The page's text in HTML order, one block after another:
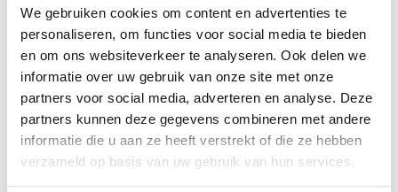
We gebruiken cookies om content en advertenties te
personaliseren, om functies voor social media te bieden
en om ons websiteverkeer te analyseren. Ook delen we
informatie over uw gebruik van onze site met onze
partners voor social media, adverteren en analyse. Deze
partners kunnen deze gegevens combineren met andere
informatie die u aan ze heeft verstrekt of die ze hebben
verzameld op basis van uw gebruik van hun services.
Selecteer
Conditie
- Nieuw, seal verbroken
(Deze optie is momenteel niet beschikbaar.)
Heeft u vragen over dit product?
Productnummer:
8716184059872
GTIN/EAN: 8716184059872
Fabrikant:unknown